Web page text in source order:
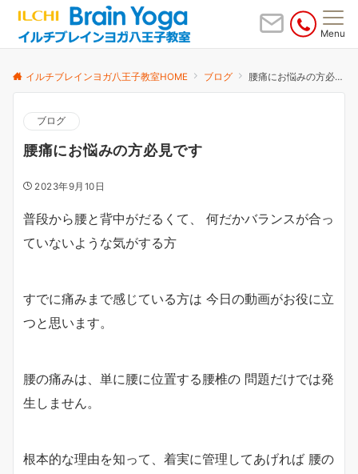
Menu
イルチブレインヨガ八王子教室HOME ブログ 腰痛にお悩みの方必見です
ブログ
腰痛にお悩みの方必見です
2023年9月10日
普段から腰と背中がだるくて、 何だかバランスが合っ
ていないような気がする方
すでに痛みまで感じている方は 今日の動画がお役に立
つと思います。
腰の痛みは、単に腰に位置する腰椎の 問題だけでは発
生しません。
根本的な理由を知って、着実に管理してあげれば 腰の